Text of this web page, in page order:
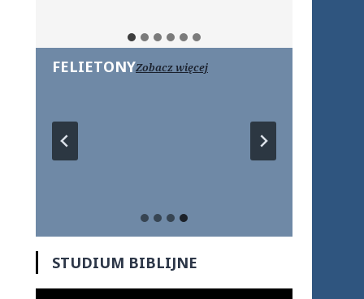
FELIETONYZobacz więcej
STUDIUM BIBLIJNE